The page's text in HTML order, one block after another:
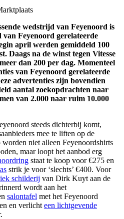
wedstrijd van Feyenoord is
Feyenoord gerelateerde
april werden gemiddeld 100
Daags na de winst tegen Vitesse
dan 200 per dag. Momenteel
van Feyenoord gerelateerde
advertenties zijn bovendien
aantal zoekopdrachten naar
van 2.000 naar ruim 10.000
steeds dichterbij komt,
mee te liften op de
niet alleen Feyenoordshirts
maar loopt het aanbod erg
staat te koop voor €275 en
strik je voor ‘slechts’ €400. Voor
schilderij van Dirk Kuyt aan de
wordt aan het
salontafel met het Feyenoord
en verlicht een lichtgevende